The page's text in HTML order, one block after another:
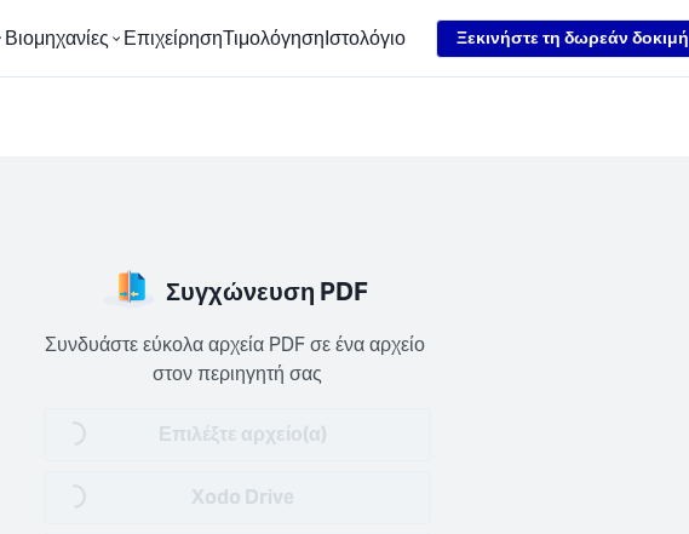
Loading...
Βιομηχανίες ΕπιχείρησηΤιμολόγησηΙστολόγιο Ξεκινήστε τη δωρεάν δοκιμή
Συγχώνευση PDF
Συνδυάστε εύκολα αρχεία PDF σε ένα αρχείο
στον περιηγητή σας
Loading... Επιλέξτε αρχείο(α)
Loading... Xodo Drive